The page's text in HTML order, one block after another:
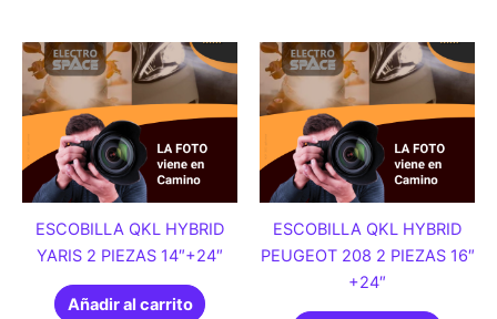
ESCOBILLA QKL HYBRID
YARIS 2 PIEZAS 14″+24″
Añadir al carrito
ESCOBILLA QKL HYBRID
PEUGEOT 208 2 PIEZAS 16″
+24″